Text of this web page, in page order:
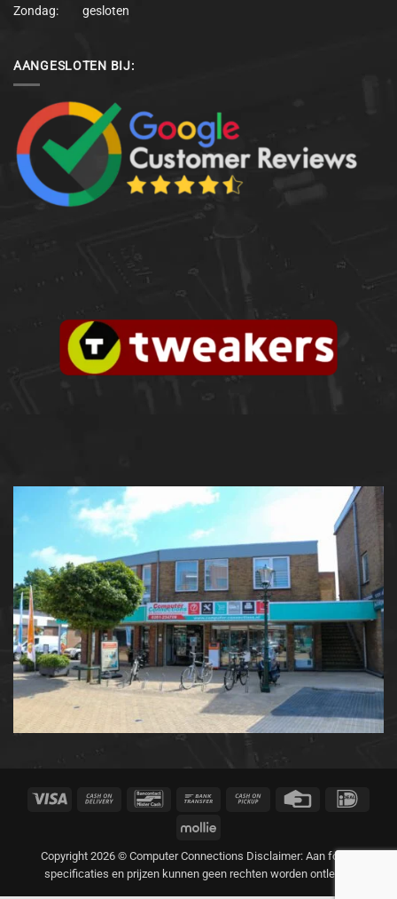
Zondag: gesloten
AANGESLOTEN BIJ:
Visa
Cash
Bancontact Bank
Cash
Credit
Mollie
Copyright 2026 © Computer Connections Disclaimer: Aan foto's,
specificaties en prijzen kunnen geen rechten worden ontleend